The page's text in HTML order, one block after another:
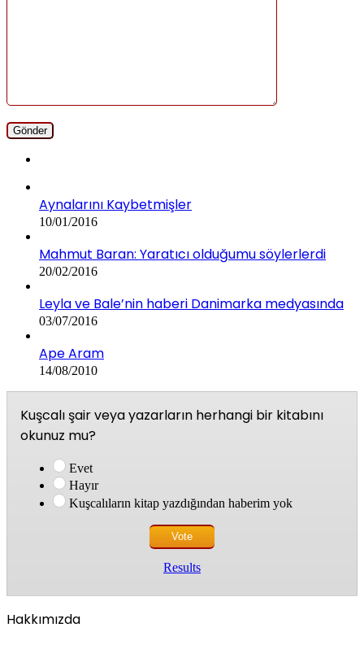
Aynalarını Kaybetmişler
10/01/2016
Mahmut Baran: Yaratıcı olduğumu söylerlerdi
20/02/2016
Leyla ve Bale’nin haberi Danimarka medyasında
03/07/2016
Ape Aram
14/08/2010
Kuşcalı şair veya yazarların herhangi bir kitabını
okunuz mu?
Evet
Hayır
Kuşcalıların kitap yazdığından haberim yok
Results
Hakkımızda